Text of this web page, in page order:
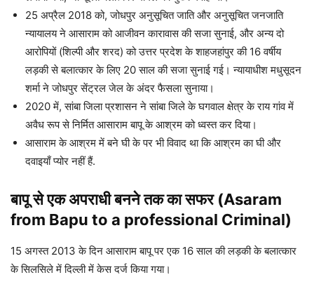
25 अप्रैल 2018 को, जोधपुर अनुसूचित जाति और अनुसूचित जनजाति
न्यायालय ने आसाराम को आजीवन कारावास की सजा सुनाई, और अन्य दो
आरोपियों (शिल्पी और शरद) को उत्तर प्रदेश के शाहजहांपुर की 16 वर्षीय
लड़की से बलात्कार के लिए 20 साल की सजा सुनाई गई। न्यायाधीश मधुसूदन
शर्मा ने जोधपुर सेंट्रल जेल के अंदर फैसला सुनाया।
2020 में, सांबा जिला प्रशासन ने सांबा जिले के घगवाल क्षेत्र के राय गांव में
अवैध रूप से निर्मित आसाराम बापू के आश्रम को ध्वस्त कर दिया।
आसाराम के आश्रम में बने घी के पर भी विवाद था कि आश्रम का घी और
दवाइयाँ प्योर नहीं हैं.
बापू से एक अपराधी बनने तक का सफर (Asaram
from Bapu to a professional Criminal)
15 अगस्त 2013 के दिन आसाराम बापू पर एक 16 साल की लड़की के बलात्कार
के सिलसिले में दिल्ली में केस दर्ज किया गया।